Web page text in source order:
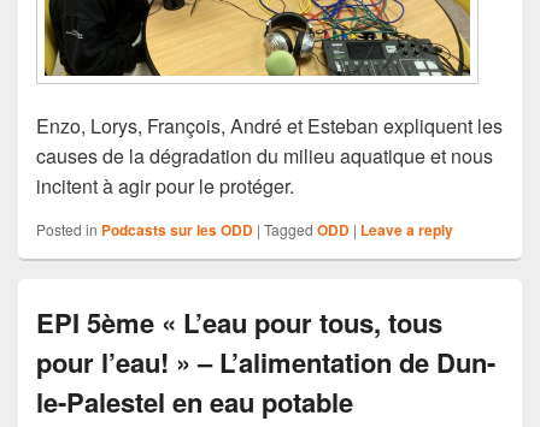
Enzo, Lorys, François, André et Esteban expliquent les
causes de la dégradation du milieu aquatique et nous
incitent à agir pour le protéger.
Posted in Podcasts sur les ODD | Tagged ODD | Leave a reply
EPI 5ème « L’eau pour tous, tous
pour l’eau! » – L’alimentation de Dun-
le-Palestel en eau potable